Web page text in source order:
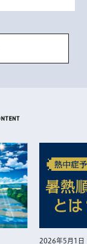
2026年5月1日